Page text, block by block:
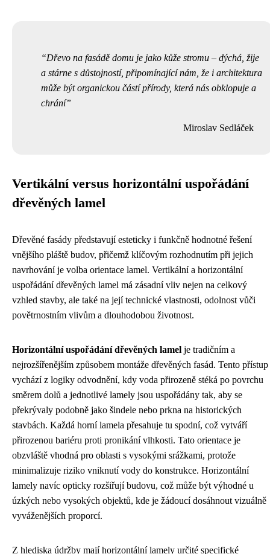
Dřevo na fasádě domu je jako kůže stromu – dýchá, žije
a stárne s důstojností, připomínající nám, že i architektura
může být organickou částí přírody, která nás obklopuje a
chrání
Miroslav Sedláček
Vertikální versus horizontální uspořádání
dřevěných lamel
Dřevěné fasády představují esteticky i funkčně hodnotné řešení
vnějšího pláště budov, přičemž klíčovým rozhodnutím při jejich
navrhování je volba orientace lamel. Vertikální a horizontální
uspořádání dřevěných lamel má zásadní vliv nejen na celkový
vzhled stavby, ale také na její technické vlastnosti, odolnost vůči
povětrnostním vlivům a dlouhodobou životnost.
Horizontální uspořádání dřevěných lamel je tradičním a
nejrozšířenějším způsobem montáže dřevěných fasád. Tento přístup
vychází z logiky odvodnění, kdy voda přirozeně stéká po povrchu
směrem dolů a jednotlivé lamely jsou uspořádány tak, aby se
překrývaly podobně jako šindele nebo prkna na historických
stavbách. Každá horní lamela přesahuje tu spodní, což vytváří
přirozenou bariéru proti pronikání vlhkosti. Tato orientace je
obzvláště vhodná pro oblasti s vysokými srážkami, protože
minimalizuje riziko vniknutí vody do konstrukce. Horizontální
lamely navíc opticky rozšiřují budovu, což může být výhodné u
úzkých nebo vysokých objektů, kde je žádoucí dosáhnout vizuálně
vyváženějších proporcí.
Z hlediska údržby mají horizontální lamely určité specifické